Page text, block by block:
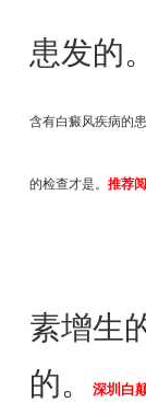
患发的
含有白癜风疾病的
的检查才是。推荐
素增生
的。深圳白